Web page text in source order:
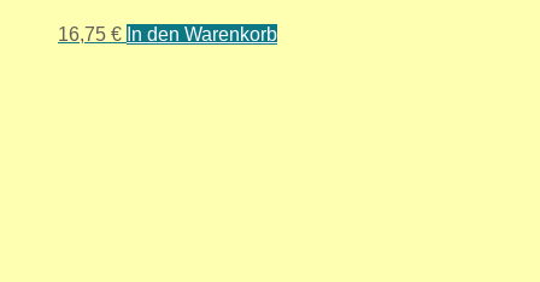
16,75 € In den Warenkorb